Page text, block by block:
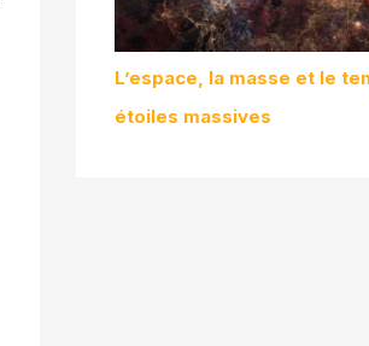
L’espace, la masse et le
étoiles massives